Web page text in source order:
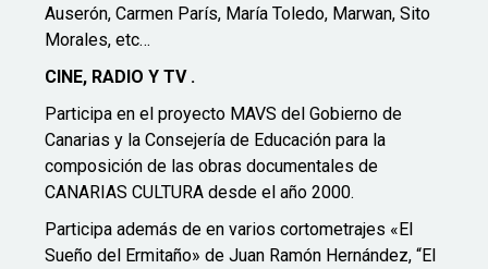
Auserón, Carmen París, María Toledo, Marwan, Sito
Morales, etc…
CINE, RADIO Y TV .
Participa en el proyecto MAVS del Gobierno de
Canarias y la Consejería de Educación para la
composición de las obras documentales de
CANARIAS CULTURA desde el año 2000.
Participa además de en varios cortometrajes «El
Sueño del Ermitaño» de Juan Ramón Hernández, “El